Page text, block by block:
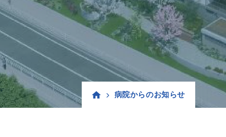
病院からのお知らせ